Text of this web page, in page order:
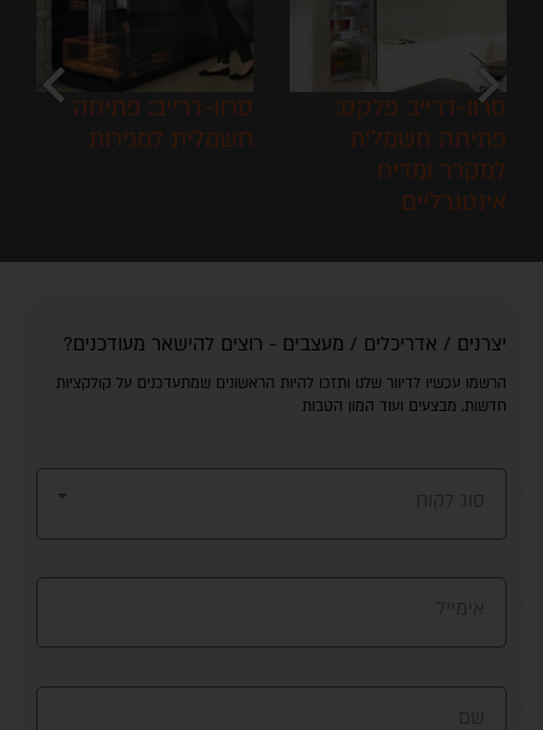
chevron_leftסרוו-דרייב פלקס:
פתיחה חשמלית
טיפ-און: פתיחה
מכאנית לדלתות צירים
וקלפות
chevron_right
יצרנים / אדריכלים / מעצבים - רוצים להישאר מעודכנים?
הרשמו עכשיו לדיוור שלנו ותזכו להיות הראשונים שמתעדכנים על קולקציות
חדשות, מבצעים ועוד המון הטבות